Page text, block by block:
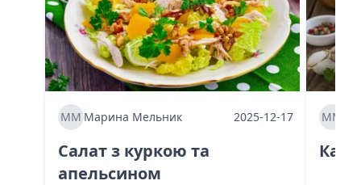
ММ Марина Мельник 2025-12-17
Салат з куркою та
апельсином
ММ